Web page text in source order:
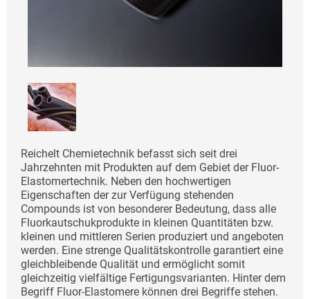
Reichelt Chemietechnik befasst sich seit drei
Jahrzehnten mit Produkten auf dem Gebiet der Fluor-
Elastomertechnik. Neben den hochwertigen
Eigenschaften der zur Verfügung stehenden
Compounds ist von besonderer Bedeutung, dass alle
Fluorkautschukprodukte in kleinen Quantitäten bzw.
kleinen und mittleren Serien produziert und angeboten
werden. Eine strenge Qualitätskontrolle garantiert eine
gleichbleibende Qualität und ermöglicht somit
gleichzeitig vielfältige Fertigungsvarianten. Hinter dem
Begriff Fluor-Elastomere können drei Begriffe stehen.